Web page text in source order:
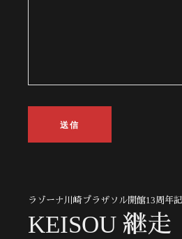
ラゾーナ川崎プラザソル開館13周年
KEISOU 継走